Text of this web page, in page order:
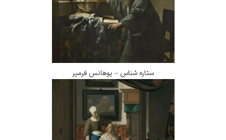
ستاره شناس – یوهانس فرمیر